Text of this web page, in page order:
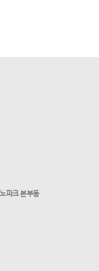
파크 본부동